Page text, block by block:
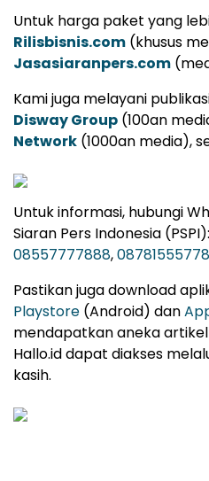
Untuk harga paket yang
Rilisbisnis.com (khusus
Jasasiaranpers.com
Kami juga melayani
Disway Group (100an
Network (1000an media),
Untuk informasi, hubungi
Siaran Pers Indonesia (PSPI):
08557777888,
Pastikan juga download
Playstore (Android) dan
mendapatkan aneka
Hallo.id dapat diakses
kasih.